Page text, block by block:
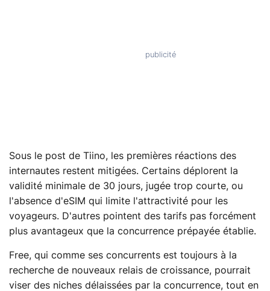
Sous le post de Tiino, les premières réactions des
internautes restent mitigées. Certains déplorent la
validité minimale de 30 jours, jugée trop courte, ou
l'absence d'eSIM qui limite l'attractivité pour les
voyageurs. D'autres pointent des tarifs pas forcément
plus avantageux que la concurrence prépayée établie.
Free, qui comme ses concurrents est toujours à la
recherche de nouveaux relais de croissance, pourrait
viser des niches délaissées par la concurrence, tout en